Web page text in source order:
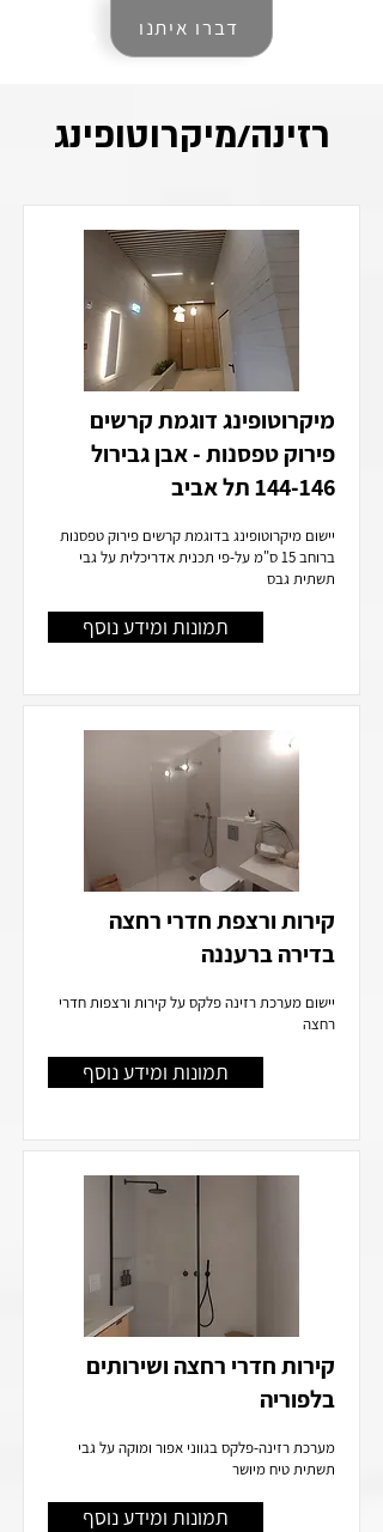
דברו איתנו
רזינה/מיקרוטופינג
מיקרוטופינג דוגמת קרשים
פירוק טפסנות - אבן גבירול
144-146 תל אביב
יישום מיקרוטופינג בדוגמת קרשים פירוק טפסנות
ברוחב 15 ס"מ על-פי תכנית אדריכלית על גבי
תשתית גבס
תמונות ומידע נוסף
קירות ורצפת חדרי רחצה
בדירה ברעננה
יישום מערכת רזינה פלקס על קירות ורצפות חדרי
רחצה
תמונות ומידע נוסף
קירות חדרי רחצה ושירותים
בלפוריה
מערכת רזינה-פלקס בגווני אפור ומוקה על גבי
תשתית טיח מיושר
תמונות ומידע נוסף